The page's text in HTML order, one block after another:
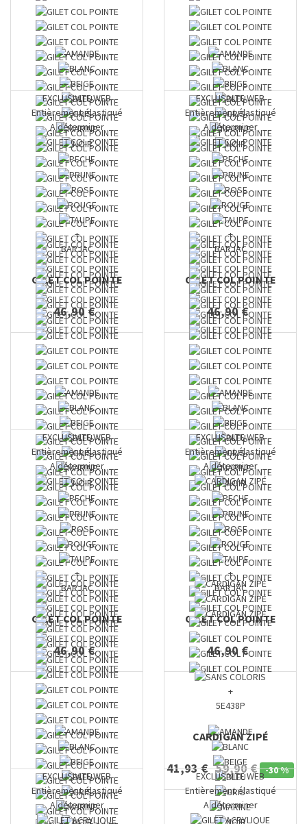
+
BARJAC
GILET COL POINTE
46,90 €
+
BARJAC
GILET COL POINTE
46,90 €
+
BARJAC
GILET COL POINTE
46,90 €
+
BARJAC
GILET COL POINTE
46,90 €
EXCLUSIVITE WEB
Entièrement élastiqué
A déterminer
EXCLUSIVITE WEB
Entièrement élastiqué
A déterminer
EXCLUSIVITE WEB
Entièrement élastiqué
A déterminer
EXCLUSIVITE WEB
Entièrement élastiqué
A déterminer
+
5E438P
CARDIGAN ZIPÉ
41,93 € 59,90 € -30 %
EXCLUSIVITE WEB
Entièrement élastiqué
A déterminer
EXCLUSIVITE WEB
Entièrement élastiqué
A déterminer